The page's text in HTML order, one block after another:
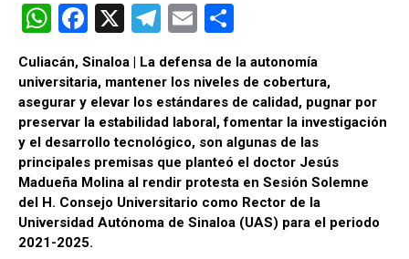
W
h
at
s
A
p
p
F
a
ce
b
o
o
k
X
T
el
e
gr
a
m
E
m
ail
o
m
p
ar
tir
Culiacán, Sinaloa | La defensa de la autonomía
universitaria, mantener los niveles de cobertura,
asegurar y elevar los estándares de calidad, pugnar por
preservar la estabilidad laboral, fomentar la investigación
y el desarrollo tecnológico, son algunas de las
principales premisas que planteó el doctor Jesús
Madueña Molina al rendir protesta en Sesión Solemne
del H. Consejo Universitario como Rector de la
Universidad Autónoma de Sinaloa (UAS) para el periodo
2021-2025.